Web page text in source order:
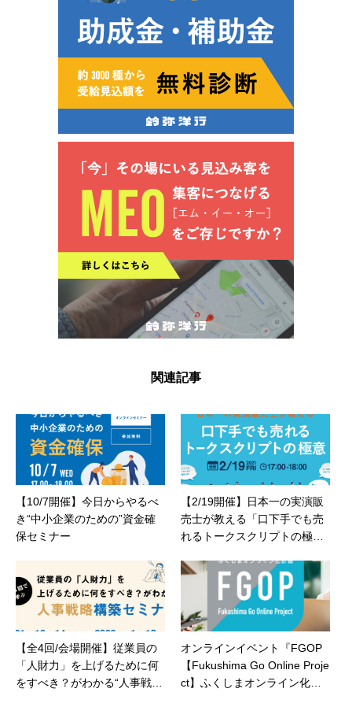
関連記事
【10/7開催】今日からやるべ
き“中小企業のための”資金確
保セミナー
【2/19開催】日本一の実演販
売士が教える「口下手でも売
れるトークスクリプトの極
【全4回/会場開催】従業員の
「人財力」を上げるために何
をすべき？がわかる“人事戦
オンラインイベント『FGOP
【Fukushima Go Online Proje
ct】ふくしまオンライン化計